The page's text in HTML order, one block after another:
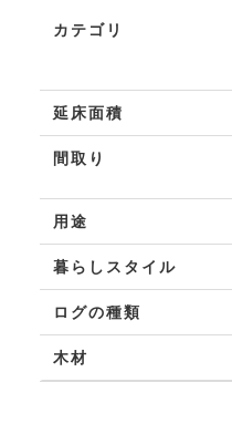
カテゴリ
延床面積
間取り
用途
暮らしスタイル
ログの種類
木材